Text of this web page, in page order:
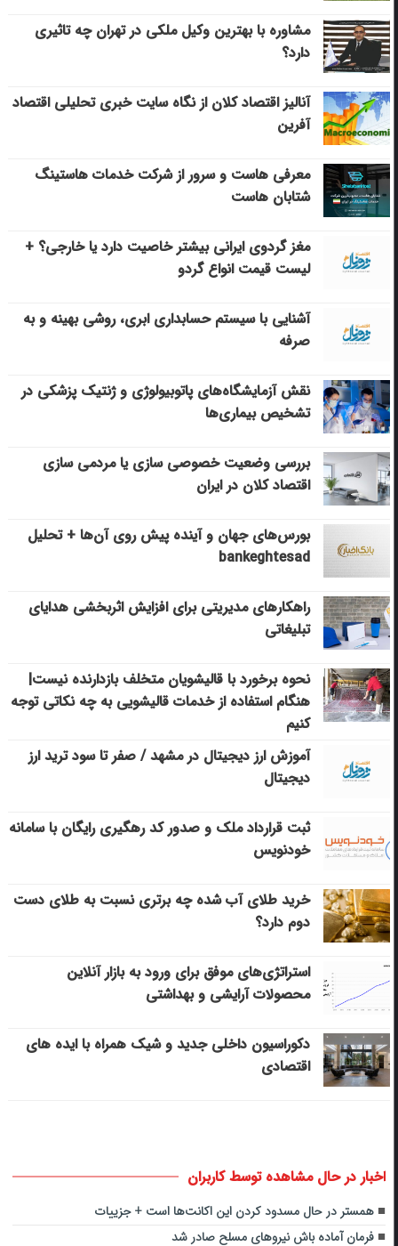
مشاوره با بهترین وکیل ملکی در تهران چه تاثیری
دارد؟
آنالیز اقتصاد کلان از نگاه سایت خبری تحلیلی اقتصاد
آفرین
معرفی هاست و سرور از شرکت خدمات هاستینگ
شتابان هاست
مغز گردوی ایرانی بیشتر خاصیت دارد یا خارجی؟ +
لیست قیمت انواع گردو
آشنایی با سیستم حسابداری ابری، روشی بهینه و به
صرفه
نقش آزمایشگاه‌های پاتوبیولوژی و ژنتیک پزشکی در
تشخیص بیماری‌ها
بررسی وضعیت خصوصی سازی یا مردمی سازی
اقتصاد کلان در ایران
بورس‌های جهان و آینده پیش روی آن‌ها + تحلیل
bankeghtesad
راهکارهای مدیریتی برای افزایش اثربخشی هدایای
تبلیغاتی
نحوه برخورد با قالیشویان متخلف بازدارنده نیست|
هنگام استفاده از خدمات قالیشویی به چه نکاتی توجه
کنیم
آموزش ارز دیجیتال در مشهد / صفر تا سود ترید ارز
دیجیتال
ثبت قرارداد ملک و صدور کد رهگیری رایگان با سامانه
خودنویس
خرید طلای آب شده چه برتری نسبت به طلای دست
دوم دارد؟
استراتژی‌های موفق برای ورود به بازار آنلاین
محصولات آرایشی و بهداشتی
دکوراسیون داخلی جدید و شیک همراه با ایده های
اقتصادی
اخبار در حال مشاهده توسط کاربران
همستر در حال مسدود کردن این اکانت‌ها است + جزییات
فرمان آماده باش نیروهای مسلح صادر شد